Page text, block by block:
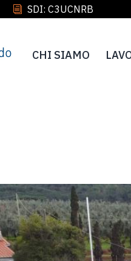
SDI: C3UCNRB
CHI SIAMO